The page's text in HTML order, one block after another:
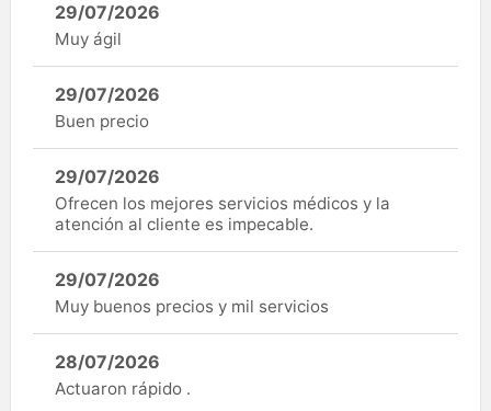
29/07/2026
Muy ágil
29/07/2026
Buen precio
29/07/2026
Ofrecen los mejores servicios médicos y la
atención al cliente es impecable.
29/07/2026
Muy buenos precios y mil servicios
28/07/2026
Actuaron rápido .